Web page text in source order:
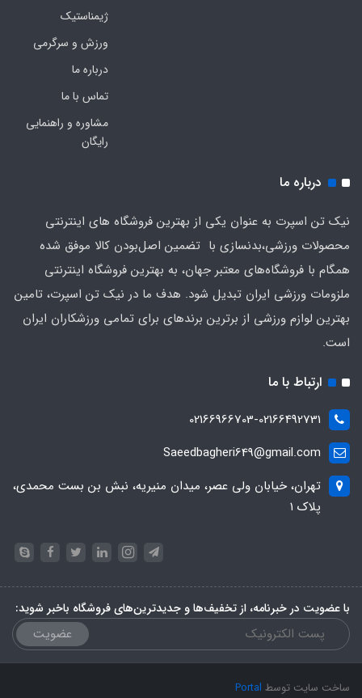
ژیمناستیک
ورزش و سرگرمی
درباره ما
تماس با ما
مشاوره و راهنمایی
رایگان
درباره ما
نیک تن اسپرت به عنوان یکی از بهترین فروشگاه های اینترنتی
محصولات ورزشی،بدنسازی با تضمین اصل‌بودن کالا موفق شده
همگام با فروشگاه‌های معتبر جهان، به بهترین فروشگاه اینترنتی
ملزومات ورزشی ایران تبدیل شود. هدف ما در نیک تن اسپرت، تامین
بهترین لوازم ورزشی از برترین برندهای برای تمامی ورزشکاران ایران
است.
ارتباط با ما
02166966703-02166492731
Saeedbagheri649@gmail.com
تهران، خیابان ولی عصر، میدان منیریه، نبش بن بست محمدی،
پلاک ۱
با عضویت در خبرنامه، از تخفیف‌ها و جدیدترین‌های فروشگاه باخبر شوید:
عضویت
ساخت سایت توسط Portal